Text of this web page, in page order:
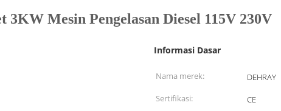
3KW Mesin Pengelasan Diesel 115V 230V
Informasi Dasar
Nama merek:
DEHRAY
Sertifikasi:
CE